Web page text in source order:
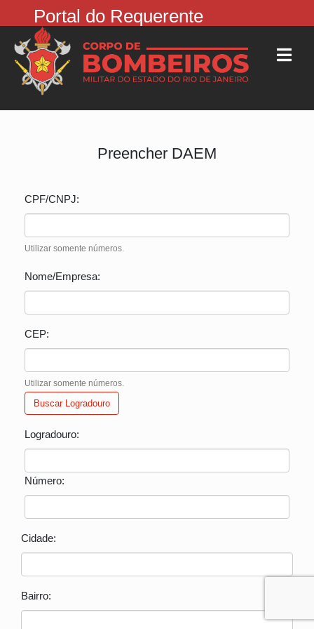
Portal do Requerente
Preencher DAEM
CPF/CNPJ:
Utilizar somente números.
Nome/Empresa:
CEP:
Utilizar somente números.
Buscar Logradouro
Logradouro:
Número:
Cidade:
Bairro: